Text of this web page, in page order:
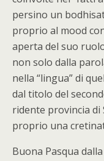
persino un
proprio al mood
aperta del suo
non solo dalla
nella “lingua” di
dal titolo del
ridente provincia di
proprio una
Buona Pasqua